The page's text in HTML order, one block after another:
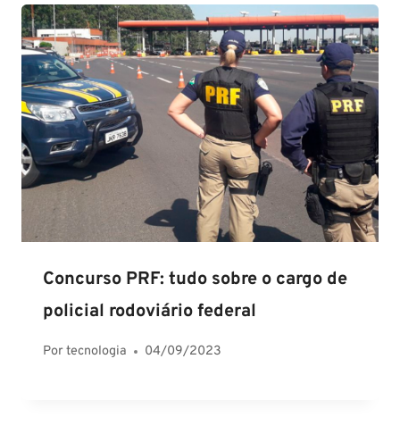
Concurso PRF: tudo sobre o cargo de
policial rodoviário federal
Portecnologia 04/09/2023